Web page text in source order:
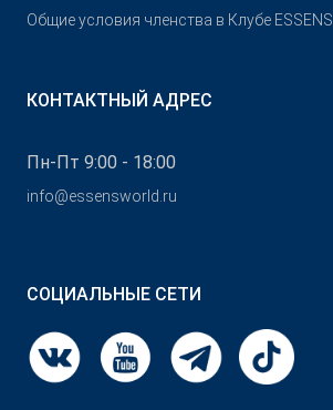
Общие условия членства в Клубе ESSENS
КОНТАКТНЫЙ АДРЕС
Пн-Пт 9:00 - 18:00
info@essensworld.ru
СОЦИАЛЬНЫЕ СЕТИ